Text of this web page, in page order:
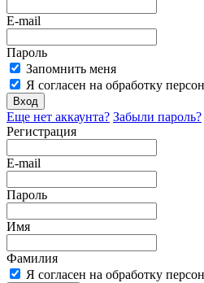
E-mail
Пароль
Запомнить меня
Я согласен на обработку
Вход
Еще нет аккаунта? Забыли пароль?
Регистрация
E-mail
Пароль
Имя
Фамилия
Я согласен на обработку